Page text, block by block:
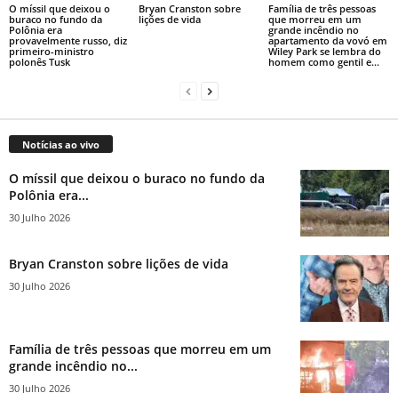
O míssil que deixou o
buraco no fundo da
Polônia era
provavelmente russo, diz
primeiro-ministro
polonês Tusk
Bryan Cranston sobre
lições de vida
Família de três pessoas
que morreu em um
grande incêndio no
apartamento da vovó em
Wiley Park se lembra do
homem como gentil e...
Notícias ao vivo
O míssil que deixou o buraco no fundo da
Polônia era...
30 Julho 2026
Bryan Cranston sobre lições de vida
30 Julho 2026
Família de três pessoas que morreu em um
grande incêndio no...
30 Julho 2026